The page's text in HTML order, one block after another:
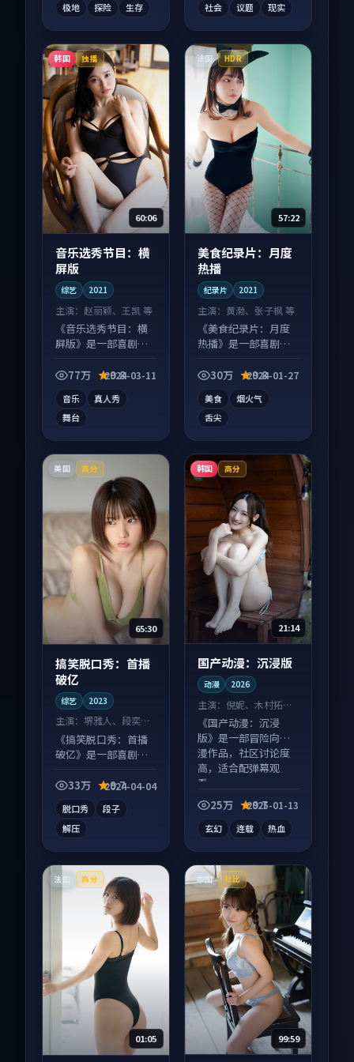
极地 探险 生存 社会 议题 现实
韩国 独播
60:06
音乐选秀节目：横
屏版
综艺 2021
主演： 赵丽颖、王凯 等
《音乐选秀节目：横
屏版》是一部喜剧向
发酵，适合周末一口
77万 9.8
2024-03-11
音乐
真人秀
舞台
法国 HDR
57:22
美食纪录片：月度
热播
纪录片 2021
主演： 黄渤、张子枫 等
《美食纪录片：月度
热播》是一部喜剧向
素齐全，观感爽快不
30万 9.8
2024-01-27
美食
烟火气
舌尖
美国 高分
65:30
搞笑脱口秀：首播
破亿
综艺 2023
主演： 堺雅人、段奕宏
等
《搞笑脱口秀：首播
破亿》是一部喜剧向
别错过，字幕区常有
33万 9.7
2024-04-04
脱口秀
段子
解压
韩国 高分
21:14
国产动漫：沉浸版
动漫 2026
主演：倪妮、木村拓哉
等
《国产动漫：沉浸
版》是一部冒险向动
漫作品，社区讨论度
高，适合配弹幕观
看。
25万
9.7
2025-01-13
玄幻 连载 热血
法国 高分
01:05
中国 杜比
99:59